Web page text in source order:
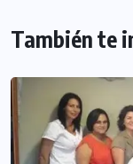
También te